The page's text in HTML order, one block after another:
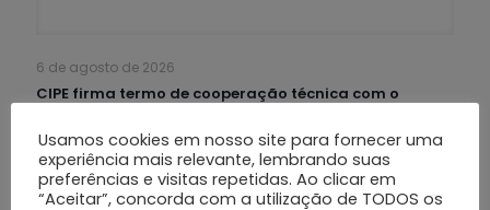
6 de agosto de 2026
CIPE firma termo de cooperação técnica com o
Leia mais
Usamos cookies em nosso site para fornecer uma
experiência mais relevante, lembrando suas
preferências e visitas repetidas. Ao clicar em
“Aceitar”, concorda com a utilização de TODOS os